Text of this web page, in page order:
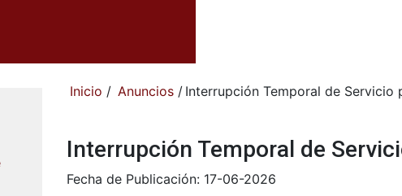
Inicio / Anuncios / Interrupción Temporal de Servicio
Interrupción Temporal de
Fecha de Publicación: 17-06-2026